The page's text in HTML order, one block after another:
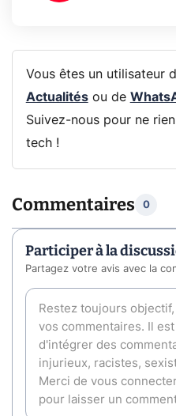
Vous êtes un utilisateur
Actualitésou de
Suivez-nous pour ne
tech !
Commentaires 0
Participer à la
Partagez votre avis avec la